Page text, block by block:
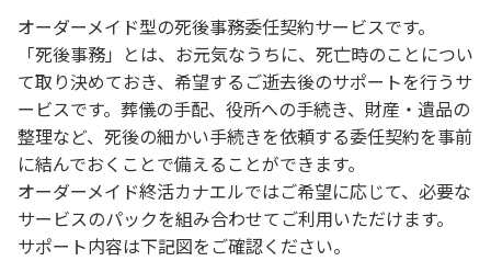
オーダーメイド型の死後事務委任契約サービスです。
「死後事務」とは、お元気なうちに、死亡時のことについ
て取り決めておき、希望するご逝去後のサポートを行うサ
ービスです。葬儀の手配、役所への手続き、財産・遺品の
整理など、死後の細かい手続きを依頼する委任契約を事前
に結んでおくことで備えることができます。
オーダーメイド終活カナエルではご希望に応じて、必要な
サービスのパックを組み合わせてご利用いただけます。
サポート内容は下記図をご確認ください。